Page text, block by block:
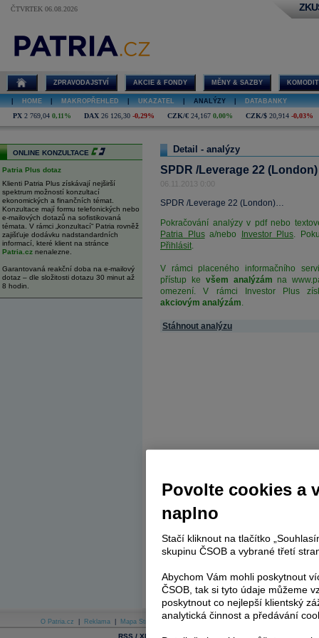
ČTVRTEK 06.08.2026
/Leverage 22
ZPRAVODAJSTVÍ AKCIE & FONDY MĚNY & SAZBY
HOME MAKROPŘEHLED UKAZATEL ANALÝZY DATABANKY
PX 2 769,04 0,11% DAX 26 126,30 -0,29% CZK/€ 24,167 0,00% CZK/$ 20,914 -0,03%
ONLINE KONZULTACE
Patria Plus dotaz
Klienti Patria Plus získávají nejširší
spektrum možností konzultací
ekonomických a finančních témat.
Konzultace mají formu telefonických nebo
e-mailových dotazů na sofistikovaná
témata. V rámci „konzultací“ Patria rovněž
zajišťuje dodávku nadstandardních
informací, které klient na stránce
Patria.cz nenalezne.
Garantovaná reakční doba na e-mailový
dotaz – dle složitosti dotazu 30 minut až
8 hodin.
Detail - analýzy
SPDR /Leverage 22 (London)
06.11.2013 0:00
SPDR /Leverage 22 (London)…
Pokračování analýzy v pdf nebo
Patria Plusa/nebo Investor Plus.
Přihlásit.
V rámci placeného informačního
přístup ke všem analýzám na
omezení. V rámci Investor Plus
akciovým analýzám.
Stáhnout analýzu
O Patria.cz Reklama Mapa Stránek Skupina Patria Kariéra v Patrii
RSS / XML E-mail newsletter SMS
Povolte cookies a
naplno
Stačí kliknout na tlačítko
skupinu ČSOB a vybrané třetí
Abychom Vám mohli poskytnout
ČSOB, tak si tyto údaje můžeme
poskytnout co nejlepší klientský
analytická činnost a předávání